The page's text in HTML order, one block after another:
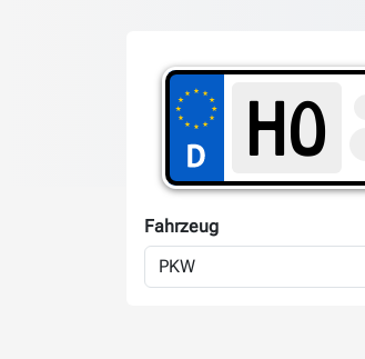
Fahrzeug